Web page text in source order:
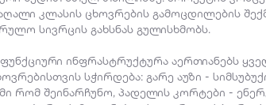
კლასის ცხოვრების გამოცდილების
სივრცის გახსნას გულისხმობს.
ინფრასტრუქტურა აერთიანებს
სჭირდება: გარე აუზი -
რომ შეინარჩუნო, პადელის კორტები -